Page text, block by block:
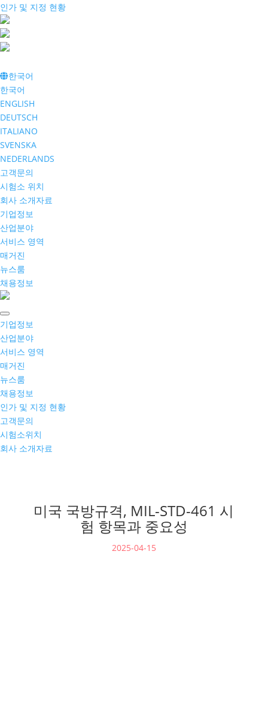
인가 및 지정 현황
한국어
한국어
ENGLISH
DEUTSCH
ITALIANO
SVENSKA
NEDERLANDS
고객문의
시험소 위치
회사 소개자료
기업정보
산업분야
서비스 영역
매거진
뉴스룸
채용정보
기업정보
산업분야
서비스 영역
매거진
뉴스룸
채용정보
인가 및 지정 현황
고객문의
시험소위치
회사 소개자료
미국 국방규격, MIL-STD-461 시
험 항목과 중요성
2025-04-15